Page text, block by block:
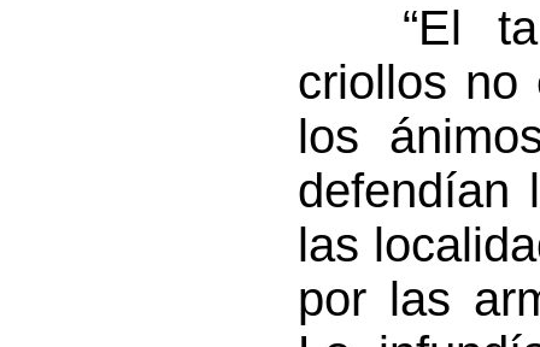
“El
criollos no
los
defendían
las
por las